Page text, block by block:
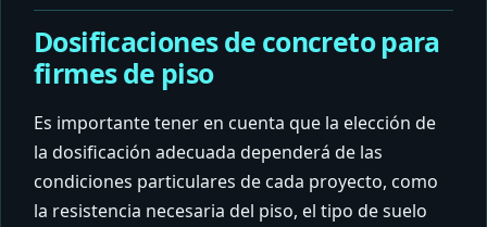
Dosificaciones de concreto para
firmes de piso
Es importante tener en cuenta que la elección de
la dosificación adecuada dependerá de las
condiciones particulares de cada proyecto, como
la resistencia necesaria del piso, el tipo de suelo